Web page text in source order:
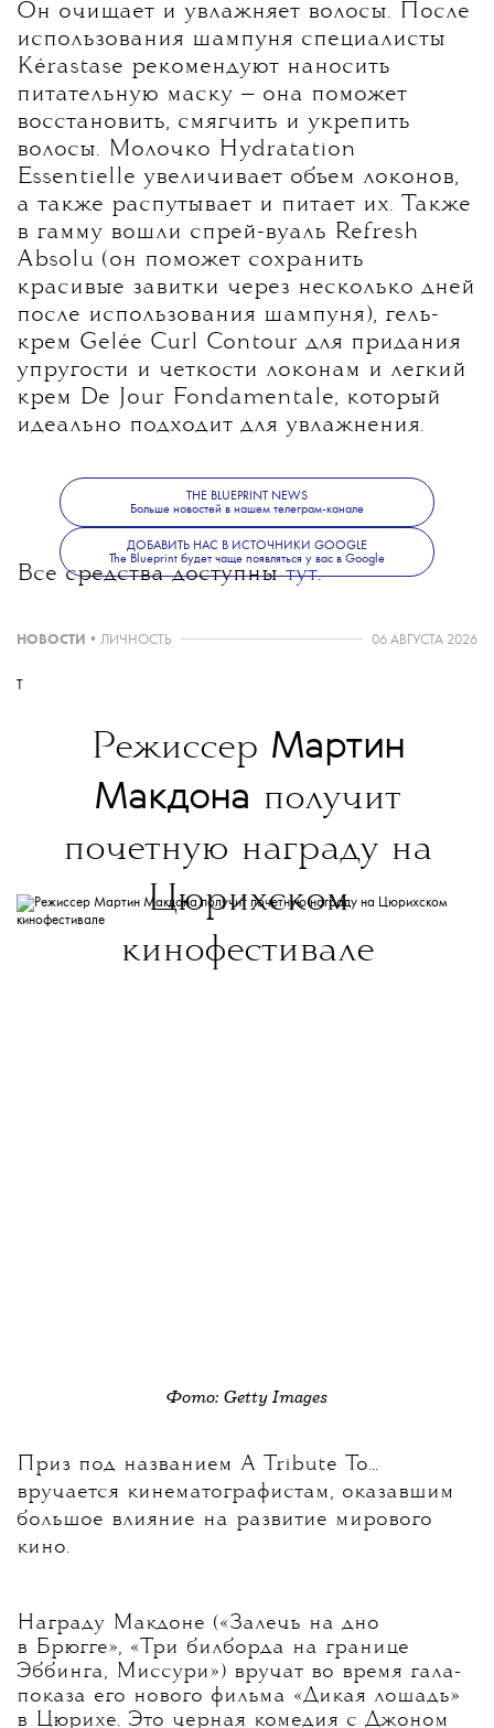
Он очищает и увлажняет волосы. После
использования шампуня специалисты
Kérastase рекомендуют наносить
питательную маску — она поможет
восстановить, смягчить и укрепить
волосы. Молочко Hydratation
Essentielle увеличивает объем локонов,
а также распутывает и питает их. Также
в гамму вошли спрей-вуаль Refresh
Absolu (он поможет сохранить
красивые завитки через несколько дней
после использования шампуня), гель-
крем Gelée Curl Contour для придания
упругости и четкости локонам и легкий
крем De Jour Fondamentale, который
идеально подходит для увлажнения.
Все средства доступнытут.
THE BLUEPRINT NEWS
Больше новостей в нашем телеграм-канале
ДОБАВИТЬ НАС В ИСТОЧНИКИ GOOGLE
The Blueprint будет чаще появляться у вас в Google
НОВОСТИ • ЛИЧНОСТЬ 06 АВГУСТА 2026
T
Режиссер Мартин
Макдона получит
почетную награду на
Цюрихском
кинофестивале
Фото: Getty Images
Приз под названием A Tribute To...
вручается кинематографистам, оказавшим
большое влияние на развитие мирового
кино.
Награду Макдоне («Залечь на дно
в Брюгге», «Три билборда на границе
Эббинга, Миссури») вручат во время гала-
показа его нового фильма «Дикая лошадь»
в Цюрихе. Это черная комедия с Джоном